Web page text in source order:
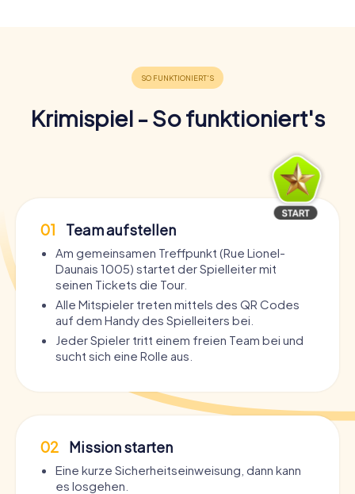
Krimispiel - So funktioniert's
01 Team aufstellen
Am gemeinsamen Treffpunkt (Rue Lionel-
Daunais 1005) startet der Spielleiter mit
seinen Tickets die Tour.
Alle Mitspieler treten mittels des QR Codes
auf dem Handy des Spielleiters bei.
Jeder Spieler tritt einem freien Team bei und
sucht sich eine Rolle aus.
02 Mission starten
Eine kurze Sicherheitseinweisung, dann kann
es losgehen.